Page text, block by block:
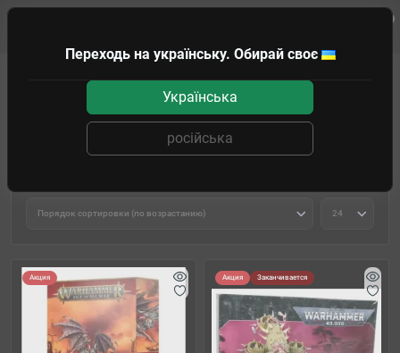
Фильтр товаров
Акция Акция Заканчивается
Переходь на українську. Обирай своє
Українська
російська